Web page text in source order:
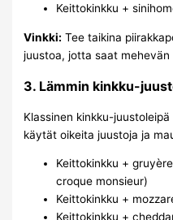
Keittokinkku +
Vinkki: Tee taikina
juustoa, jotta saat mehevän
3. Lämmin kinkku-
Klassinen kinkku-
käytät oikeita juustoja ja
Keittokinkku +
croque monsieur)
Keittokinkku +
Keittokinkku +